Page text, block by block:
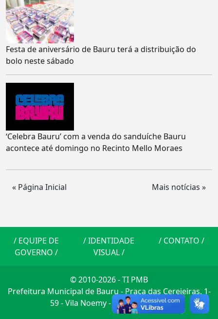
Festa de aniversário de Bauru terá a distribuição do
bolo neste sábado
‘Celebra Bauru’ com a venda do sanduíche Bauru
acontece até domingo no Recinto Mello Moraes
« Página Inicial Mais notícias »
/ EQUIPE DE
GOVERNO /
/IDENTIDADE
VISUAL/
/ CONTATO /
© 2010-2026 - TI PMB
Prefeitura Municipal de Bauru - Praça das Cerejeiras, 1-
59 - Vila Noemy - CEP: 17014-900